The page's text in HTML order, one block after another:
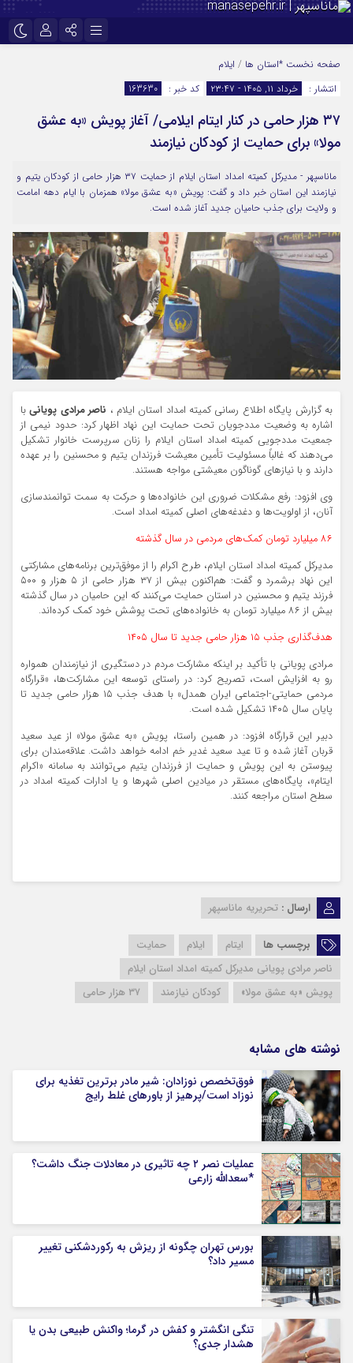
اینستاگرام
سروش
ایتا
آپارات
نام کاربری یا نشانی ایمیل
رمز عبور
مرا به خاطر بسپار
صفحه نخست *استان ها / ایلام
انتشار :
خرداد ۱۱, ۱۴۰۵ - ۲۳:۴۷ کد خبر : 163630
۳۷ هزار حامی در کنار ایتام ایلامی/ آغاز پویش «به عشق
مولا» برای حمایت از کودکان نیازمند
ماناسپهر - مدیرکل کمیته امداد استان ایلام از حمایت ۳۷ هزار حامی از کودکان یتیم و
نیازمند این استان خبر داد و گفت: پویش «به عشق مولا» همزمان با ایام دهه امامت
و ولایت برای جذب حامیان جدید آغاز شده است.
به گزارش پایگاه اطلاع رسانی کمیته امداد استان ایلام ، ناصر مرادی پویانیبا
اشاره به وضعیت مددجویان تحت حمایت این نهاد اظهار کرد: حدود نیمی از
جمعیت مددجویی کمیته امداد استان ایلام را زنان سرپرست خانوار تشکیل
می‌دهند که غالباً مسئولیت تأمین معیشت فرزندان یتیم و محسنین را بر عهده
دارند و با نیازهای گوناگون معیشتی مواجه هستند.
وی افزود: رفع مشکلات ضروری این خانواده‌ها و حرکت به سمت توانمندسازی
آنان، از اولویت‌ها و دغدغه‌های اصلی کمیته امداد است.
۸۶ میلیارد تومان کمک‌های مردمی در سال گذشته
مدیرکل کمیته امداد استان ایلام، طرح اکرام را از موفق‌ترین برنامه‌های مشارکتی
این نهاد برشمرد و گفت: هم‌اکنون بیش از ۳۷ هزار حامی از ۵ هزار و ۵۰۰
فرزند یتیم و محسنین در استان حمایت می‌کنند که این حامیان در سال گذشته
بیش از ۸۶ میلیارد تومان به خانواده‌های تحت پوشش خود کمک کرده‌اند.
هدف‌گذاری جذب ۱۵ هزار حامی جدید تا سال ۱۴۰۵
مرادی پویانی با تأکید بر اینکه مشارکت مردم در دستگیری از نیازمندان همواره
رو به افزایش است، تصریح کرد: در راستای توسعه این مشارکت‌ها، «قرارگاه
مردمی حمایتی-اجتماعی ایران همدل» با هدف جذب ۱۵ هزار حامی جدید تا
پایان سال ۱۴۰۵ تشکیل شده است.
دبیر این قرارگاه افزود: در همین راستا، پویش «به عشق مولا» از عید سعید
قربان آغاز شده و تا عید سعید غدیر خم ادامه خواهد داشت. علاقه‌مندان برای
پیوستن به این پویش و حمایت از فرزندان یتیم می‌توانند به سامانه «اکرام
ایتام»، پایگاه‌های مستقر در میادین اصلی شهرها و یا ادارات کمیته امداد در
سطح استان مراجعه کنند.
ارسال : تحریریه ماناسپهر
برچسب ها ایتام ایلام
حمایت
ناصر مرادی پویانی مدیرکل کمیته امداد استان ایلام
پویش «به عشق مولا»
کودکان نیازمند ۳۷ هزار حامی
نوشته های مشابه
فوق‌تخصص نوزادان: شیر مادر برترین تغذیه برای
نوزاد است/پرهیز از باورهای غلط رایج
عملیات نصر ۲ چه تاثیری در معادلات جنگ داشت؟
*سعدالله زارعی
بورس تهران چگونه از ریزش به رکوردشکنی تغییر
مسیر داد؟
تنگی انگشتر و کفش در گرما؛ واکنش طبیعی بدن یا
هشدار جدی؟